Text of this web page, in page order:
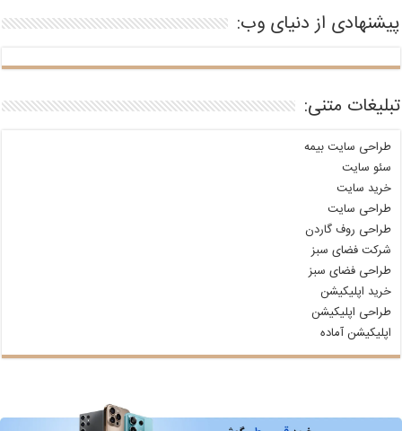
پیشنهادی از دنیای وب:
تبلیغات متنی:
طراحی سایت بیمه
سئو سایت
خرید سایت
طراحی سایت
طراحی روف گاردن
شرکت فضای سبز
طراحی فضای سبز
خرید اپلیکیشن
طراحی اپلیکیشن
اپلیکیشن آماده